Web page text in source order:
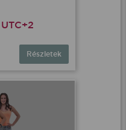
Részletek